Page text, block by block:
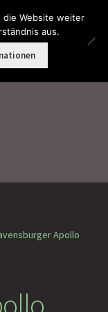
für
Apollo
die Website weiter
aus.